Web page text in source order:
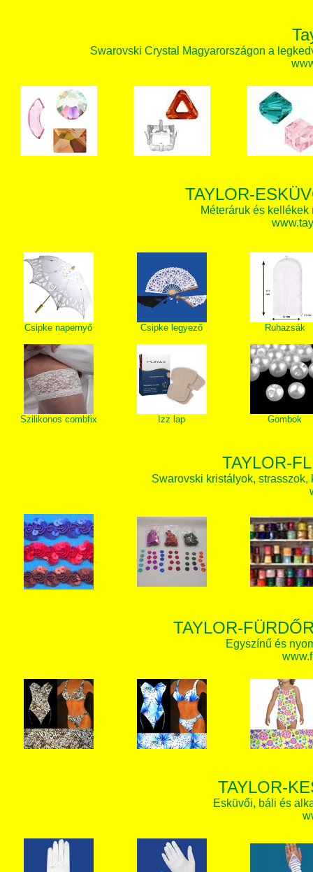
Swarovski Crystal Magyarországon a
TAYLOR-
Méteráruk és
Csipke napernyő Csipke legyező Ruhazsák
Szilikonos combfix Izz lap Gombok
TAYLOR-
Swarovski kristályok,
TAYLOR-
Egyszínű és
TAYLOR-
Esküvői, báli és